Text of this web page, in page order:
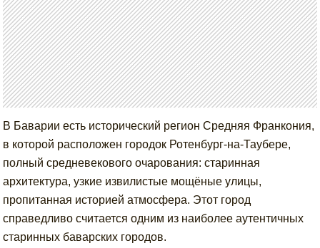
В Баварии есть исторический регион Средняя Франкония,
в которой расположен городок Ротенбург-на-Таубере,
полный средневекового очарования: старинная
архитектура, узкие извилистые мощёные улицы,
пропитанная историей атмосфера. Этот город
справедливо считается одним из наиболее аутентичных
старинных баварских городов.